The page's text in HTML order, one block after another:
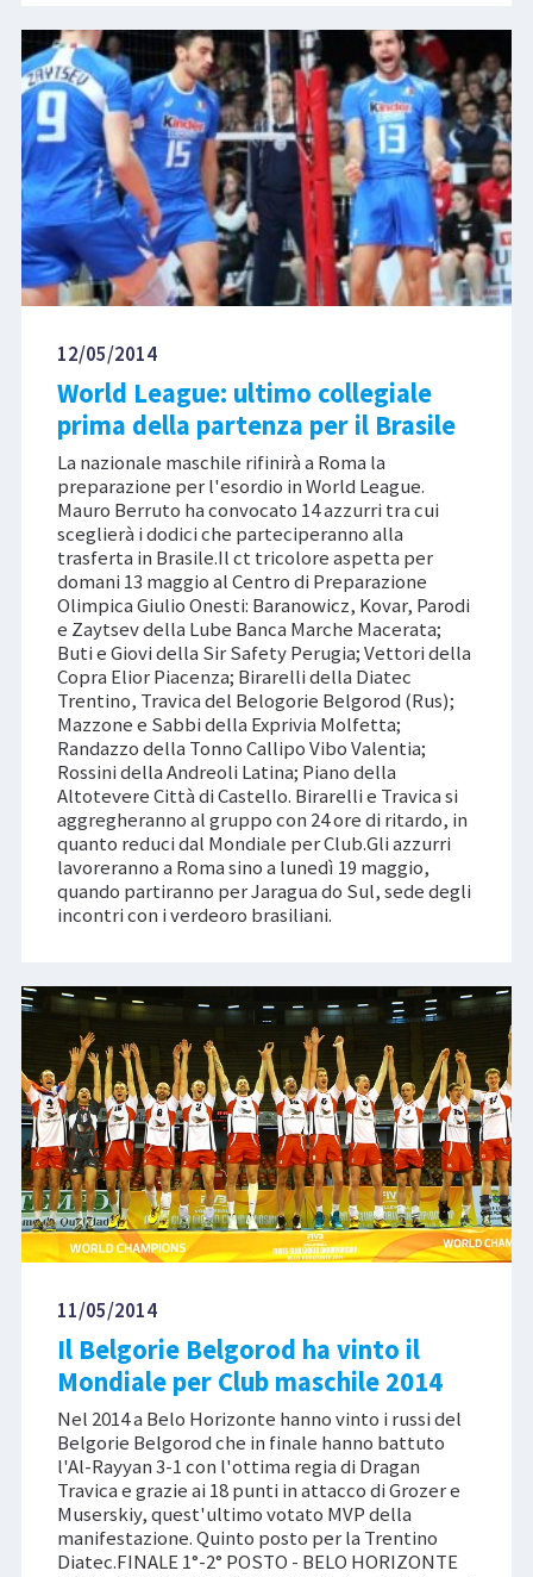
12/05/2014
World League: ultimo collegiale
prima della partenza per il Brasile
La nazionale maschile rifinirà a Roma la
preparazione per l'esordio in World League.
Mauro Berruto ha convocato 14 azzurri tra cui
sceglierà i dodici che parteciperanno alla
trasferta in Brasile.Il ct tricolore aspetta per
domani 13 maggio al Centro di Preparazione
Olimpica Giulio Onesti: Baranowicz, Kovar, Parodi
e Zaytsev della Lube Banca Marche Macerata;
Buti e Giovi della Sir Safety Perugia; Vettori della
Copra Elior Piacenza; Birarelli della Diatec
Trentino, Travica del Belogorie Belgorod (Rus);
Mazzone e Sabbi della Exprivia Molfetta;
Randazzo della Tonno Callipo Vibo Valentia;
Rossini della Andreoli Latina; Piano della
Altotevere Città di Castello. Birarelli e Travica si
aggregheranno al gruppo con 24 ore di ritardo, in
quanto reduci dal Mondiale per Club.Gli azzurri
lavoreranno a Roma sino a lunedì 19 maggio,
quando partiranno per Jaragua do Sul, sede degli
incontri con i verdeoro brasiliani.
11/05/2014
Il Belgorie Belgorod ha vinto il
Mondiale per Club maschile 2014
Nel 2014 a Belo Horizonte hanno vinto i russi del
Belgorie Belgorod che in finale hanno battuto
l'Al-Rayyan 3-1 con l'ottima regia di Dragan
Travica e grazie ai 18 punti in attacco di Grozer e
Muserskiy, quest'ultimo votato MVP della
manifestazione. Quinto posto per la Trentino
Diatec.FINALE 1°-2° POSTO - BELO HORIZONTE